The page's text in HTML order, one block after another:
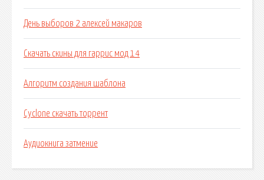
День выборов 2 алексей макаров
Скачать скины для гаррис мод 14
Алгоритм создания шаблона
Cyclone скачать торрент
Аудиокнига затмение